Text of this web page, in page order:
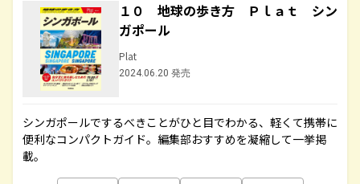
１０ 地球の歩き方 Ｐｌａｔ シン
ガポール
Plat
2024.06.20 発売
シンガポールでするべきことがひと目でわかる、軽くて携帯に
便利なコンパクトガイド。編集部おすすめを凝縮して一挙掲
載。